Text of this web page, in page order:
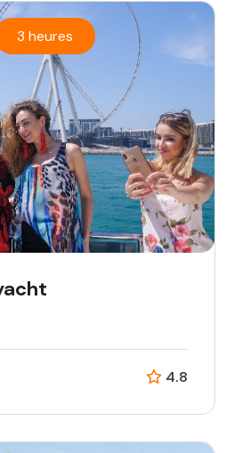
3 heures
4.8